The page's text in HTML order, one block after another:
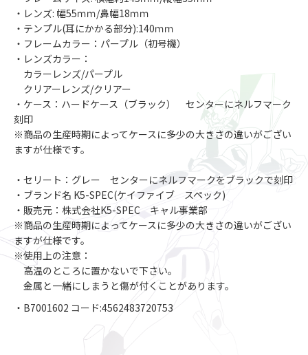
・レンズ: 幅55ｍｍ/鼻幅18ｍｍ
・テンプル(耳にかかる部分):140ｍｍ
・フレームカラー：パープル（初号機）
・レンズカラー：
カラーレンズ/パープル
クリアーレンズ/クリアー
・ケース：ハードケース（ブラック） センターにネルフマーク
刻印
※商品の生産時期によってケースに多少の大きさの違いがござい
ますが仕様です。
・セリート：グレー センターにネルフマークをブラックで刻印
・ブランド名 K5-SPEC(ケイファイブ スペック)
・販売元：株式会社K5-SPEC キャル事業部
※商品の生産時期によってケースに多少の大きさの違いがござい
ますが仕様です。
※使用上の注意：
高温のところに置かないで下さい。
金属と一緒にしまうと傷が付くことがあります。
・B7001602 コード:4562483720753